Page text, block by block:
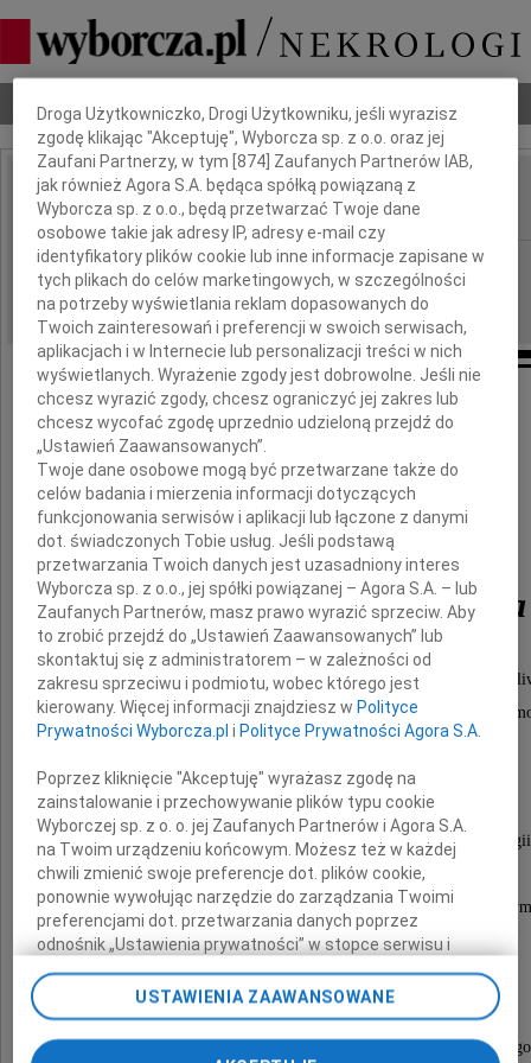
Nekrologi Odeszli Poradnik pogrzebowy
IMIĘ I NAZWISKO: Ewa Cetnerowska
REGION: Gdańsk
DATA EMISJI: 10.01.2012
Człowiek odchodzi, pamięć pozostaje.
7 stycznia 2012 roku odeszła od nas
Elżbieta Cetnerowska
Była osobą niezwykle przyjacielską, ciepłą i
Życzliwa ludziom, przez całe życie niosła im
Żegnaj, Elu.
Będzie nam brakowało Twojej niezwykłej
śmiechu i spontaniczności.
Tak trudno uwierzyć w to, że się już nie
Rodzinie i Najbliższym
składamy wyrazy głębokiego współczucia i
Dbamy o Twoją prywatność
Droga Użytkowniczko, Drogi Użytkowniku, jeśli wyrazisz
zgodę klikając "Akceptuję", Wyborcza sp. z o.o. oraz jej
Zaufani Partnerzy, w tym [874 ] Zaufanych Partnerów IAB,
jak również Agora S.A. będąca spółką powiązaną z
Wyborcza sp. z o.o., będą przetwarzać Twoje dane
osobowe takie jak adresy IP, adresy e-mail czy
identyfikatory plików cookie lub inne informacje zapisane w
tych plikach do celów marketingowych, w szczególności
na potrzeby wyświetlania reklam dopasowanych do
Twoich zainteresowań i preferencji w swoich serwisach,
aplikacjach i w Internecie lub personalizacji treści w nich
wyświetlanych. Wyrażenie zgody jest dobrowolne. Jeśli nie
chcesz wyrazić zgody, chcesz ograniczyć jej zakres lub
chcesz wycofać zgodę uprzednio udzieloną przejdź do
„Ustawień Zaawansowanych”.
Twoje dane osobowe mogą być przetwarzane także do
celów badania i mierzenia informacji dotyczących
funkcjonowania serwisów i aplikacji lub łączone z danymi
dot. świadczonych Tobie usług. Jeśli podstawą
przetwarzania Twoich danych jest uzasadniony interes
Wyborcza sp. z o.o., jej spółki powiązanej – Agora S.A. – lub
Zaufanych Partnerów, masz prawo wyrazić sprzeciw. Aby
to zrobić przejdź do „Ustawień Zaawansowanych” lub
skontaktuj się z administratorem – w zależności od
zakresu sprzeciwu i podmiotu, wobec którego jest
kierowany. Więcej informacji znajdziesz w Polityce
Prywatności Wyborcza.pl i Polityce Prywatności Agora S.A.
Poprzez kliknięcie "Akceptuję" wyrażasz zgodę na
zainstalowanie i przechowywanie plików typu cookie
Wyborczej sp. z o. o. jej Zaufanych Partnerów i Agora S.A.
na Twoim urządzeniu końcowym. Możesz też w każdej
chwili zmienić swoje preferencje dot. plików cookie,
ponownie wywołując narzędzie do zarządzania Twoimi
preferencjami dot. przetwarzania danych poprzez
odnośnik „Ustawienia prywatności” w stopce serwisu i
przechodząc do sekcji „Ustawienia zaawansowane”.
Zmiana ustawień plików cookie możliwa jest także za
pomocą ustawień przeglądarki.
USTAWIENIA ZAAWANSOWANE